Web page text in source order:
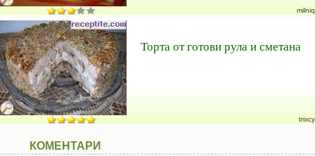
milniq
Торта от готови рула и сметана
trixcy
КОМЕНТАРИ